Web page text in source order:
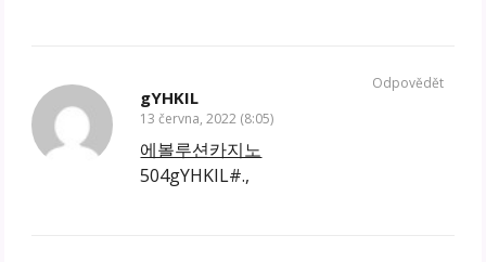
gYHKIL
13 června, 2022 (8:05)
에볼루션카지노
504gYHKIL#.,
Odpovědět